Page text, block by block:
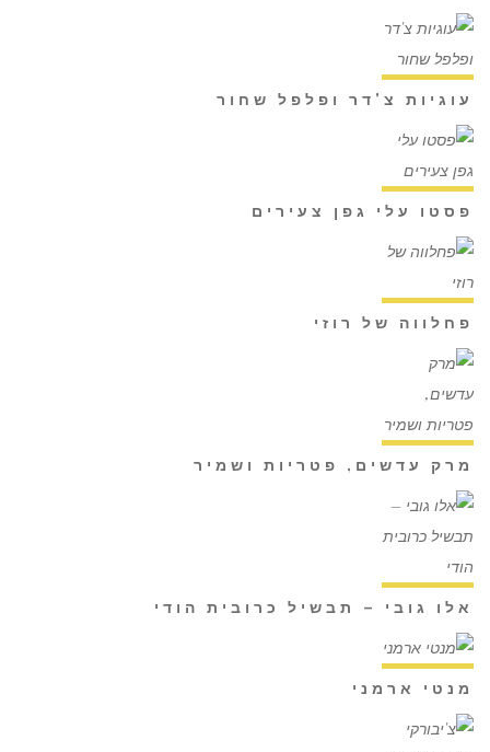
עוגיות צ'דר ופלפל שחור
פסטו עלי גפן צעירים
פחלווה של רוזי
מרק עדשים, פטריות ושמיר
אלו גובי – תבשיל כרובית הודי
מנטי ארמני